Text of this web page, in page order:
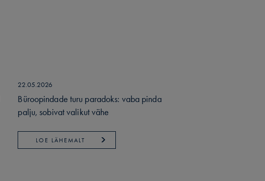
22.05.2026
Büroopindade turu paradoks: vaba pinda
palju, sobivat valikut vähe
LOE LÄHEMALT